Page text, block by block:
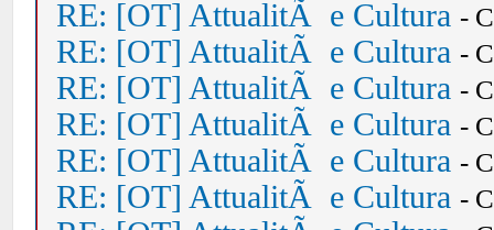
RE: [OT] AttualitÃ e Cultura -
RE: [OT] AttualitÃ e Cultura -
RE: [OT] AttualitÃ e Cultura -
RE: [OT] AttualitÃ e Cultura -
RE: [OT] AttualitÃ e Cultura -
RE: [OT] AttualitÃ e Cultura -